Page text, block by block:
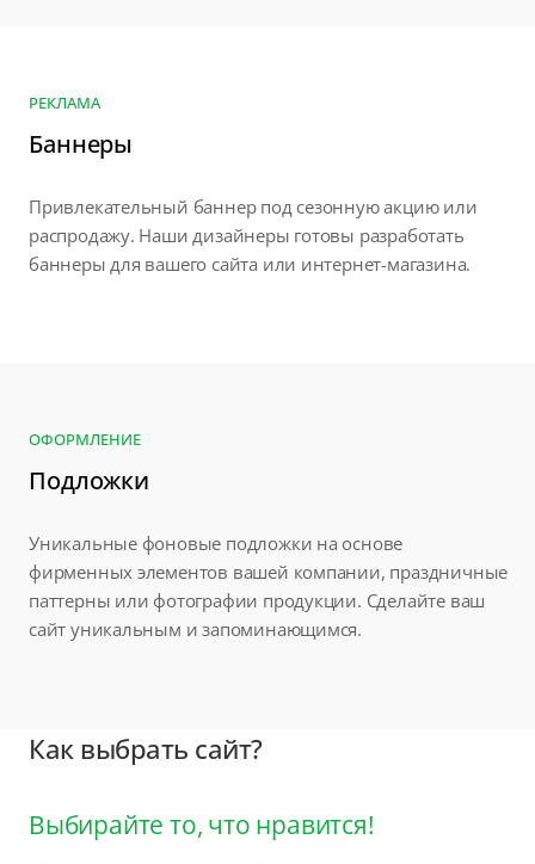
РЕКЛАМА
Баннеры
Привлекательный баннер под сезонную акцию или
распродажу. Наши дизайнеры готовы разработать
баннеры для вашего сайта или интернет-магазина.
ОФОРМЛЕНИЕ
Подложки
Уникальные фоновые подложки на основе
фирменных элементов вашей компании, праздничные
паттерны или фотографии продукции. Сделайте ваш
сайт уникальным и запоминающимся.
Как выбрать сайт?
Выбирайте то, что нравится!